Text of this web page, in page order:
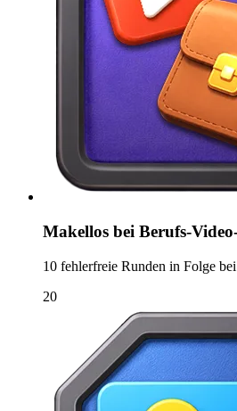
Makellos bei Berufs-
10 fehlerfreie Runden in Folge
20